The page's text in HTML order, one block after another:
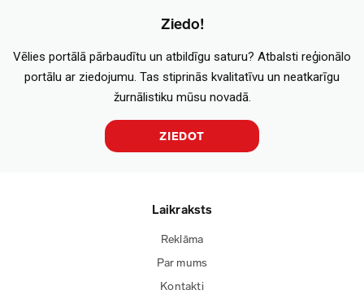
Ziedo!
Vēlies portālā pārbaudītu un atbildīgu saturu? Atbalsti reģionālo
portālu ar ziedojumu. Tas stiprinās kvalitatīvu un neatkarīgu
žurnālistiku mūsu novadā.
ZIEDOT
Laikraksts
Reklāma
Par mums
Kontakti